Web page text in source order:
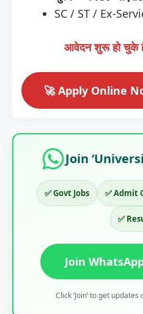
SC / ST / Ex-
आवेदन शुरू हो चुके
🚀 Apply Online
Join
✅ Govt Jobs ✅ Admit
✅
Join
Click ‘Join’ to get